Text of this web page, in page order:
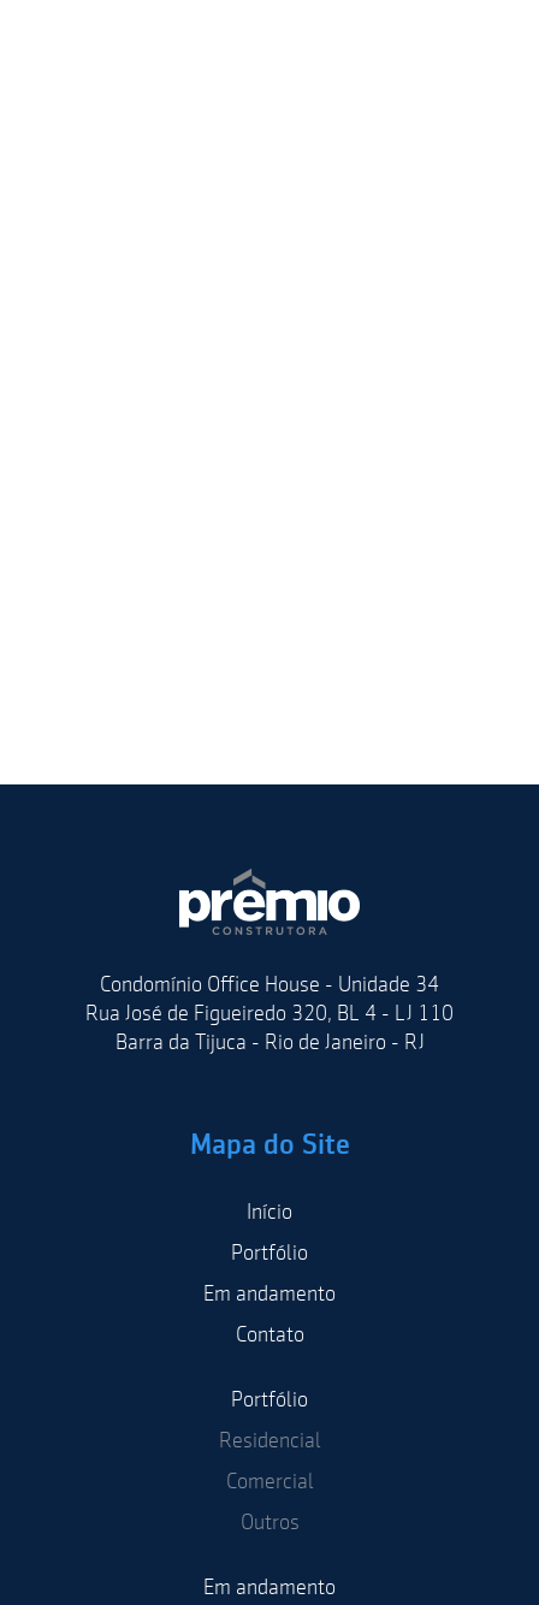
Condomínio Office House - Unidade 34
Rua José de Figueiredo 320, BL 4 - LJ 110
Barra da Tijuca - Rio de Janeiro - RJ
Mapa do Site
Início
Portfólio
Em andamento
Contato
Portfólio
Residencial
Comercial
Outros
Em andamento